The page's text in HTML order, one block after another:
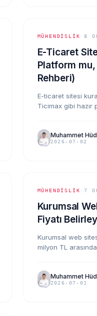
MÜHENDISLIK ·8
E-Ticaret
Platform mu,
Rehberi)
E-ticaret sitesi
Ticimax gibi hazır
Muhammet
2026-07-02
MÜHENDISLIK ·7
Kurumsal
Fiyatı
Kurumsal web
milyon TL
Muhammet
2026-07-01